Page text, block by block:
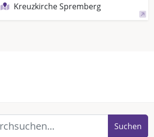
Kreuzkirche Spremberg
Suchen